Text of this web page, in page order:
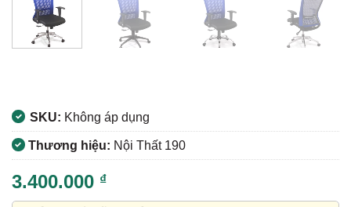
SKU: Không áp dụng
Thương hiệu: Nội Thất 190
3.400.000 ₫